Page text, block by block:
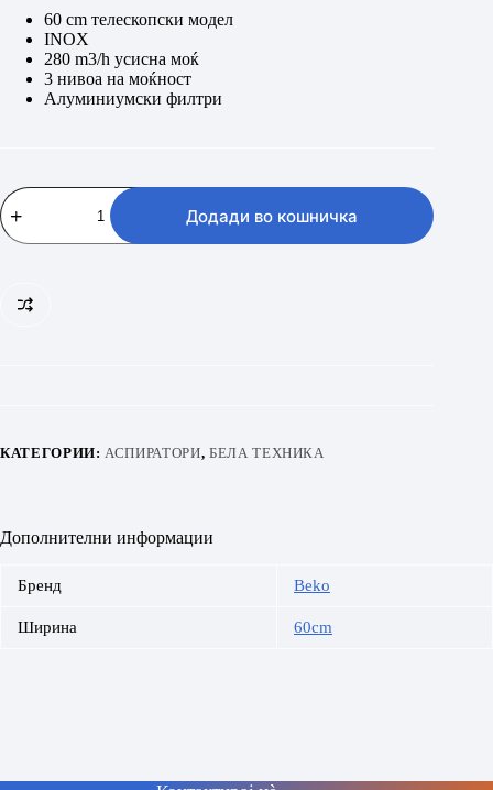
6.690 ден.
5.990 ден.
60 cm телескопски модел
INOX
280 m3/h усисна моќ
3 нивоа на моќност
Алуминиумски филтри
BEKO
CTB6407X
количина
Додади во кошничка
КАТЕГОРИИ:АСПИРАТОРИ, БЕЛА ТЕХНИКА
Дополнителни информации
Бренд Beko
Ширина 60cm